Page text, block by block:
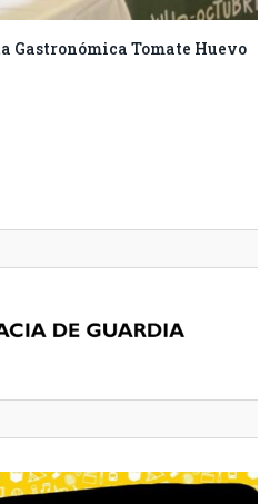
Gastronómica Tomate Huevo